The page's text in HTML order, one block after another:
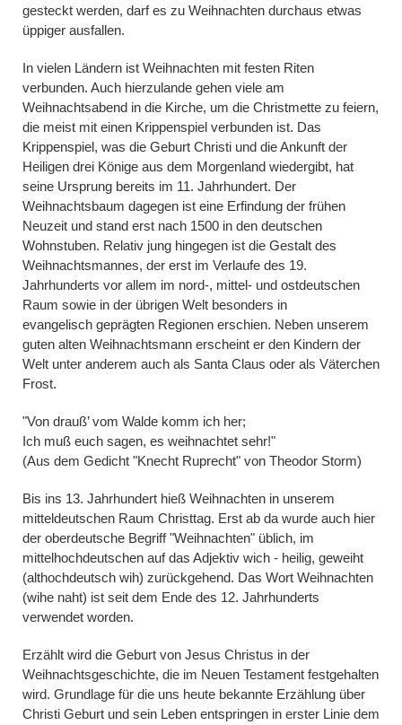
gesteckt werden, darf es zu Weihnachten durchaus etwas
üppiger ausfallen.
In vielen Ländern ist Weihnachten mit festen Riten
verbunden. Auch hierzulande gehen viele am
Weihnachtsabend in die Kirche, um die Christmette zu feiern,
die meist mit einen Krippenspiel verbunden ist. Das
Krippenspiel, was die Geburt Christi und die Ankunft der
Heiligen drei Könige aus dem Morgenland wiedergibt, hat
seine Ursprung bereits im 11. Jahrhundert. Der
Weihnachtsbaum dagegen ist eine Erfindung der frühen
Neuzeit und stand erst nach 1500 in den deutschen
Wohnstuben. Relativ jung hingegen ist die Gestalt des
Weihnachtsmannes, der erst im Verlaufe des 19.
Jahrhunderts vor allem im nord-, mittel- und ostdeutschen
Raum sowie in der übrigen Welt besonders in
evangelisch geprägten Regionen erschien. Neben unserem
guten alten Weihnachtsmann erscheint er den Kindern der
Welt unter anderem auch als Santa Claus oder als Väterchen
Frost.
"Von drauß’ vom Walde komm ich her;
Ich muß euch sagen, es weihnachtet sehr!"
(Aus dem Gedicht "Knecht Ruprecht" von Theodor Storm)
Bis ins 13. Jahrhundert hieß Weihnachten in unserem
mitteldeutschen Raum Christtag. Erst ab da wurde auch hier
der oberdeutsche Begriff "Weihnachten" üblich, im
mittelhochdeutschen auf das Adjektiv wich - heilig, geweiht
(althochdeutsch wih) zurückgehend. Das Wort Weihnachten
(wihe naht) ist seit dem Ende des 12. Jahrhunderts
verwendet worden.
Erzählt wird die Geburt von Jesus Christus in der
Weihnachtsgeschichte, die im Neuen Testament festgehalten
wird. Grundlage für die uns heute bekannte Erzählung über
Christi Geburt und sein Leben entspringen in erster Linie dem